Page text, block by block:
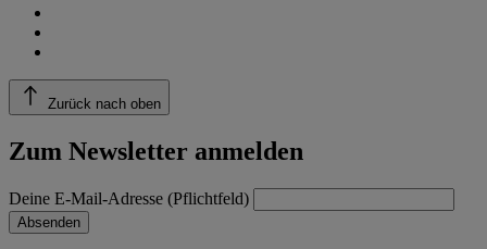
Zurück nach oben
Zum Newsletter anmelden
Deine E-Mail-Adresse (Pflichtfeld)
Absenden